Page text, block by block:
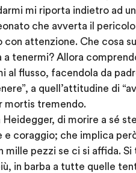
mi riporta indietro ad
che avverta il
attenzione. Che cosa
a tenermi? Allora
al flusso, facendola da
a quell’attitudine di
mortis tremendo.
di morire a sé
coraggio; che implica
mille pezzi se ci si affida.
in barba a tutte quelle